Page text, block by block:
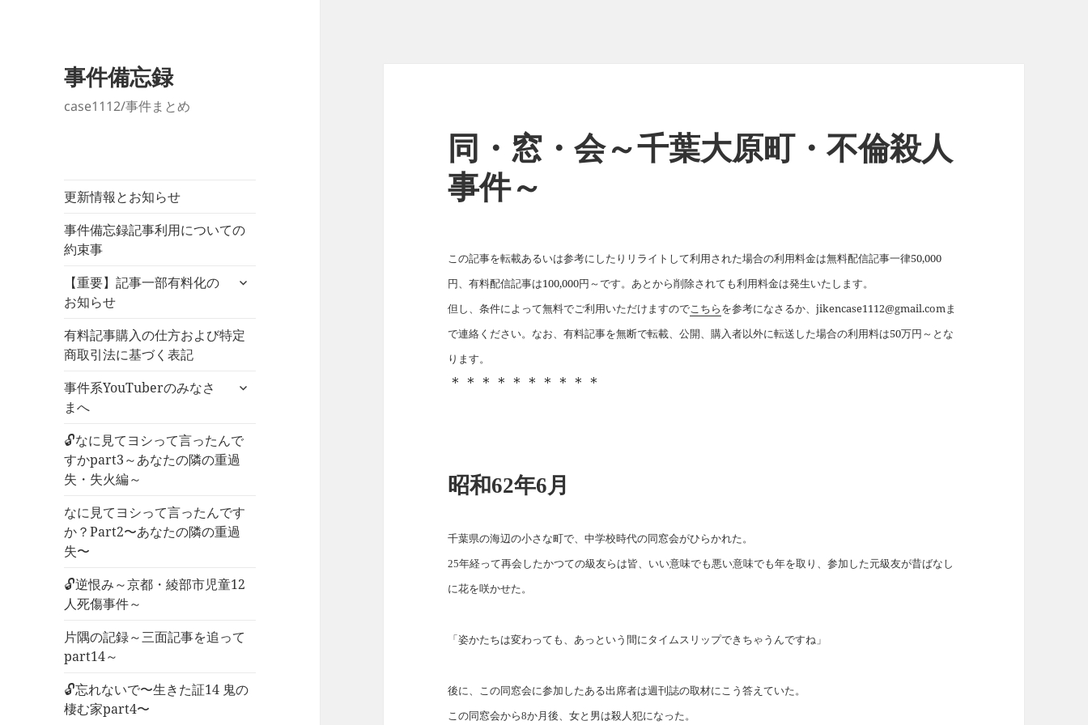
事件備忘録
case1112/事件まとめ
更新情報とお知らせ
事件備忘録記事利用についての
約束事
【重要】記事一部有料化の
お知らせ
サ
ニ
を
有料記事購入の仕方および特定
商取引法に基づく表記
事件系YouTuberのみなさ
まへ
サ
ニ
ュ
展
開
🔓なに見てヨシって言ったんで
すかpart3～あなたの隣の重過
失・失火編～
なに見てヨシって言ったんです
か？Part2〜あなたの隣の重過
失〜
🔓逆恨み～京都・綾部市児童12
人死傷事件～
片隅の記録～三面記事を追って
part14～
🔓忘れないで〜生きた証14 鬼の
棲む家part4〜
同・窓・会～千葉大原町・不倫殺人
事件～
この記事を転載あるいは参考にしたりリライトして利用された場合の利用料金は無料配信記事一律50,000
円、有料配信記事は100,000円～です。あとから削除されても利用料金は発生いたします。
但し、条件によって無料でご利用いただけますのでこちらを参考になさるか、jikencase1112@gmail.comま
で連絡ください。なお、有料記事を無断で転載、公開、購入者以外に転送した場合の利用料は50万円～とな
ります。
＊＊＊＊＊＊＊＊＊＊
昭和62年6月
千葉県の海辺の小さな町で、中学校時代の同窓会がひらかれた。
25年経って再会したかつての級友らは皆、いい意味でも悪い意味でも年を取り、参加した元級友が昔ばなし
に花を咲かせた。
「姿かたちは変わっても、あっという間にタイムスリップできちゃうんですね」
後に、この同窓会に参加したある出席者は週刊誌の取材にこう答えていた。
この同窓会から8か月後、女と男は殺人犯になった。